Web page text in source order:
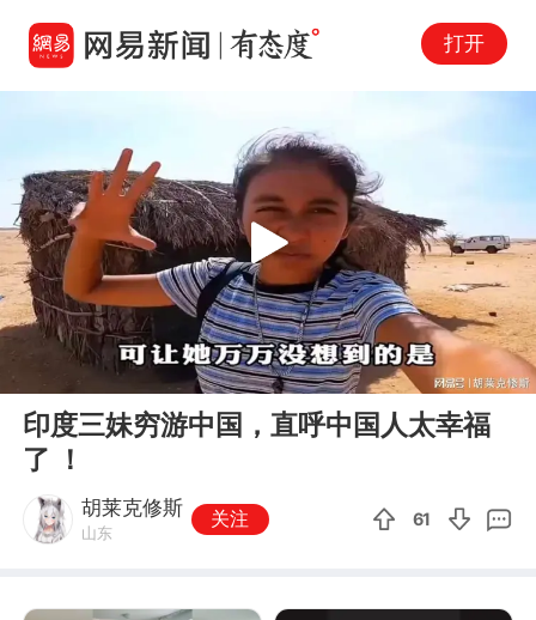
打开
00:00 04:11
Play
印度三妹穷游中国，直呼中国人太幸福
了 ！
胡莱克修斯
山东
关注 61